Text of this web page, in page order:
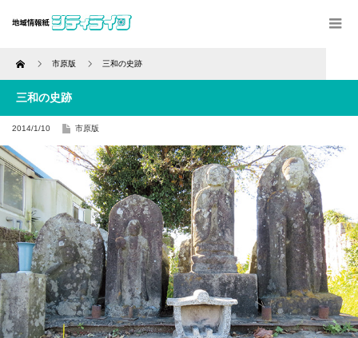
Home 市原版 三和の史跡
三和の史跡
2014/1/10 市原版